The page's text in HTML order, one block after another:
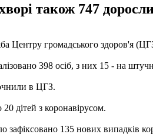
також 747
Центру громадського здоров'я
398 осіб, з них 15 - на
в ЦГЗ.
дітей з коронавірусом.
зафіксовано 135 нових випадків